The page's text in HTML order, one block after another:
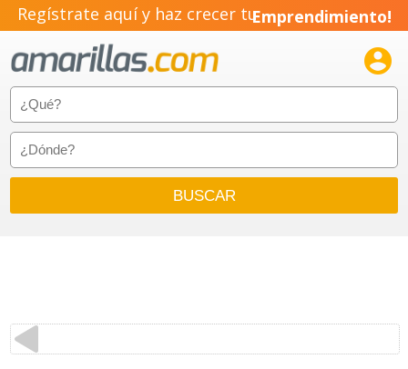
Regístrate aquí y haz crecer tuEmprendimiento!
